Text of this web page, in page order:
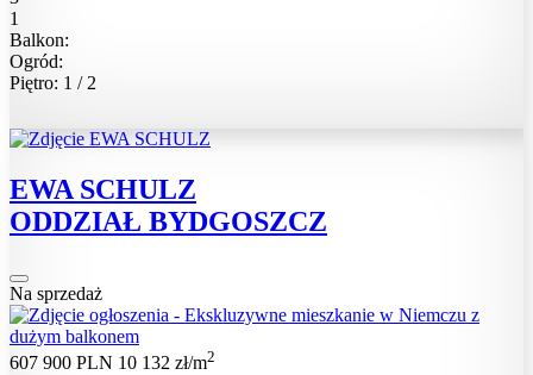
1
Balkon:
Ogród:
Piętro: 1 / 2
EWA SCHULZ
ODDZIAŁ BYDGOSZCZ
Na sprzedaż
607 900 PLN 10 132 zł/m2